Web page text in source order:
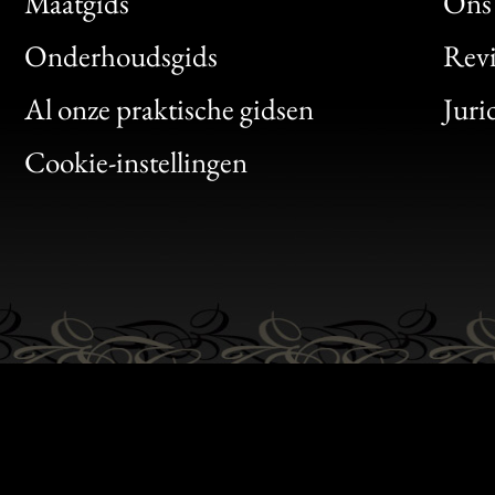
Onderhoudsgids
Al onze praktische gidsen
Cookie-instellingen
Bon
Clic